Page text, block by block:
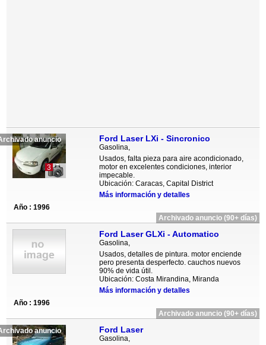
anuncio
3
Ford Laser LXi - Sincronico
Gasolina,
Usados, falta pieza para aire acondicionado,
motor en excelentes condiciones, interior
impecable.
Ubicación: Caracas, Capital District
Más información y detalles
Año : 1996
Archivado anuncio (90+ días)
Ford Laser GLXi - Automatico
Gasolina,
Usados, detalles de pintura. motor enciende
pero presenta desperfecto. cauchos nuevos
90% de vida útil.
Ubicación: Costa Mirandina, Miranda
Más información y detalles
Año : 1996
Archivado anuncio (90+ días)
anuncio Ford Laser
Gasolina,